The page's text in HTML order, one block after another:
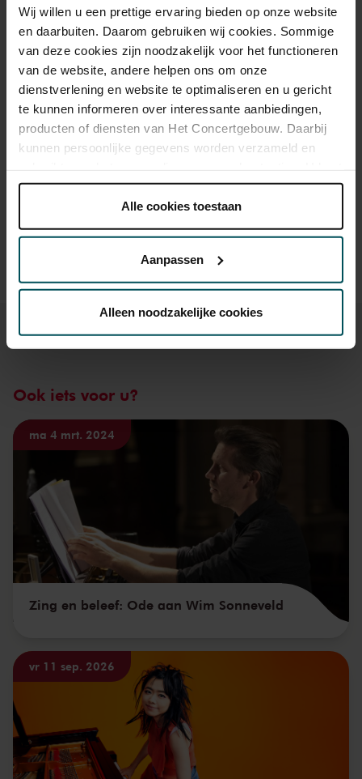
Wij willen u een prettige ervaring bieden op onze website
en daarbuiten. Daarom gebruiken wij cookies. Sommige
van deze cookies zijn noodzakelijk voor het functioneren
van de website, andere helpen ons om onze
dienstverlening en website te optimaliseren en u gericht
te kunnen informeren over interessante aanbiedingen,
producten of diensten van Het Concertgebouw. Daarbij
kunnen persoonlijke gegevens worden verzameld en
onder 'aanpassen' zelf welke cookies wij mogen
Lees onze cookieverklaring hier. Lees onze
Via decookieverklaringop onze website kunt u uw
Alle cookies toestaan
Aanpassen
Alleen noodzakelijke cookies
Als deelnemer van de VriendenLoterij bestelt u voor dit concert
Meer informatie.
Drankjes zijn bij de prijs inbegrepen. Ben je jonger dan 30
jaar? Eventuele sprintkaarten zijn 4 uur van tevoren via de
online bestelflow beschikbaar.Meer informatie over
u rolstoelplaatsen bestellen? Mail naar
kassa@concertgebouw.nl of bel de Concertgebouwlijn op
Ook iets voor u?
ma 4 mrt. 2024
Zing en beleef: Ode aan Wim Sonneveld
vr 11 sep. 2026